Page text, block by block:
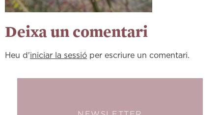
Deixa un comentari
Heu d'iniciar la sessió per escriure un comentari.